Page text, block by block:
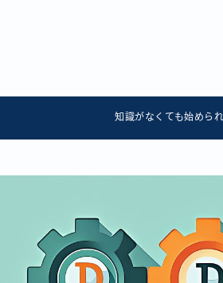
知識がなくても始めら